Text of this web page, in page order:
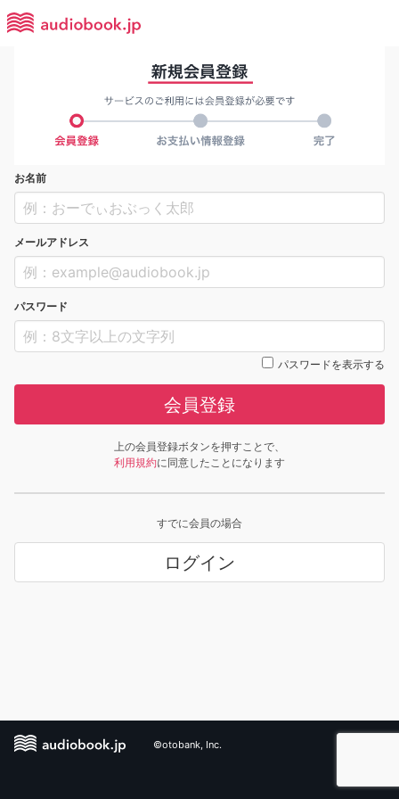
お名前
メールアドレス
パスワード
パスワードを表示する
会員登録
上の会員登録ボタンを押すことで、
利用規約に同意したことになります
すでに会員の場合
ログイン
©otobank, Inc.